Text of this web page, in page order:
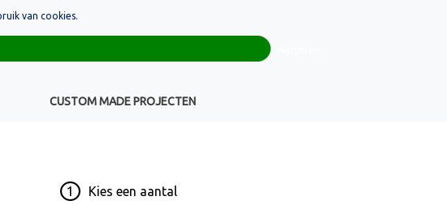
+32(0)16 43 54 19
CUSTOM MADE PROJECTEN
1 Kies een aantal
van cookies.